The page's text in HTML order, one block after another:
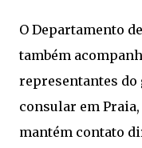
O Departamento
também
representantes do
consular em Praia,
mantém contato